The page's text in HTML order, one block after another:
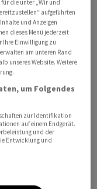
es vermutlich
in vielen Ländern
Problemen
für
bezahlen
erforderlich,
vor der
bewahren.
Dunkelflaute in
mit staatlichen
zeigt, wie
die unter „Wir und
aufgeführten
und Anzeigen
dieses Menü jederzeit
Ihre Einwilligung zu
am unteren Rand
unseres Website. Weitere
um Folgendes
zur Identifikation
auf einem Endgerät.
und der
Entwicklung und